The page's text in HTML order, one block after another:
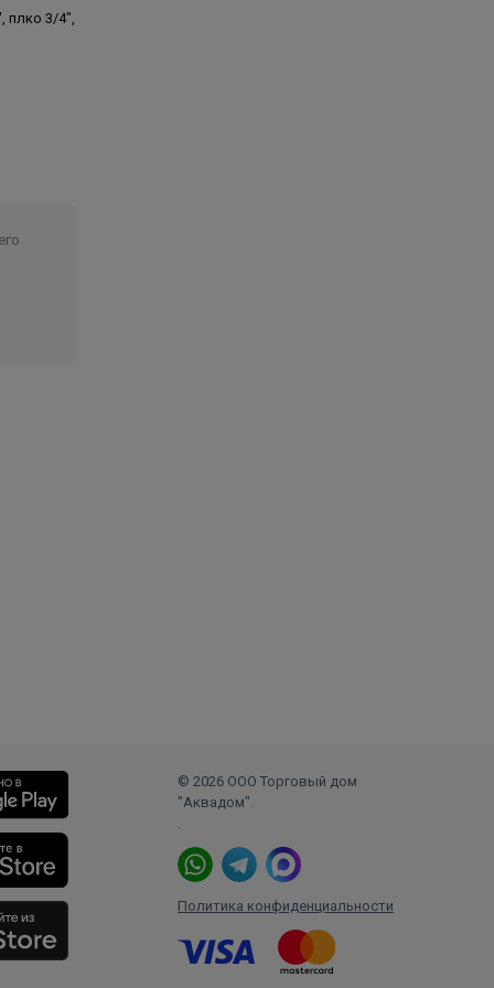
плко 3/4",
© 2026 ООО Торговый дом
"Аквадом".
.
Политика конфиденциальности